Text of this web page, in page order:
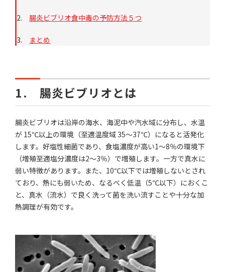
2. 腸炎ビブリオ食中毒の予防方法５つ
3. まとめ
1. 腸炎ビブリオとは
腸炎ビブリオは沿岸の海水、海泥中や汽水域に分布し、水温
が 15℃以上の環境（至適温度域 35～37℃）になると活発化
します。好塩性細菌であり、食塩濃度が高い1～8％の環境下
（増殖至適塩分濃度は2～3％）で増殖します。一方で真水に
弱い特徴があります。また、10℃以下では増殖しないとされ
ており、熱にも弱いため、なるべく低温（5℃以下）におくこ
と、真水（流水）で良く洗って菌を洗い流すことや十分な加
熱調理が有効です。